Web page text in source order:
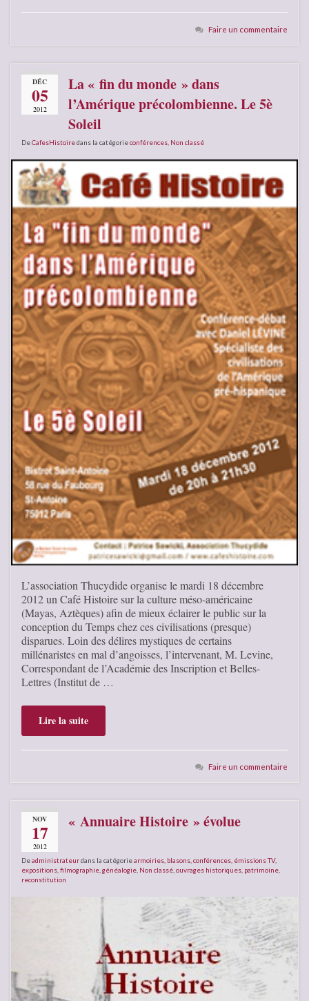
Faire un commentaire
DÉC
05
2012
La « fin du monde » dans
l’Amérique précolombienne. Le 5è
Soleil
DeCafesHistoiredans la catégorieconférences Non classé
L’association Thucydide organise le mardi 18 décembre
2012 un Café Histoire sur la culture méso-américaine
(Mayas, Aztèques) afin de mieux éclairer le public sur la
conception du Temps chez ces civilisations (presque)
disparues. Loin des délires mystiques de certains
millénaristes en mal d’angoisses, l’intervenant, M. Levine,
Correspondant de l’Académie des Inscription et Belles-
Lettres (Institut de …
Lire la suite
Faire un commentaire
NOV
17
2012
« Annuaire Histoire » évolue
Deadministrateurdans la catégoriearmoiries, blasons conférences émissions TV,
expositions filmographie généalogie Non classé ouvrages historiques patrimoine
reconstitution